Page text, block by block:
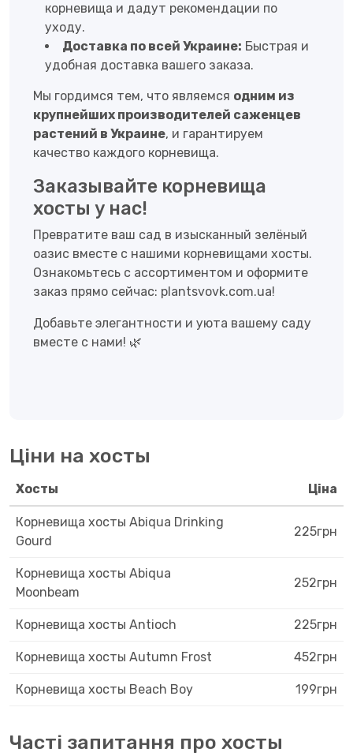
корневища и дадут рекомендации по
уходу.
Доставка по всей Украине: Быстрая и
удобная доставка вашего заказа.
Мы гордимся тем, что являемся одним из
крупнейших производителей саженцев
растений в Украине, и гарантируем
качество каждого корневища.
Заказывайте корневища
хосты у нас!
Превратите ваш сад в изысканный зелёный
оазис вместе с нашими корневищами хосты.
Ознакомьтесь с ассортиментом и оформите
заказ прямо сейчас: plantsvovk.com.ua!
Добавьте элегантности и уюта вашему саду
вместе с нами! 🌿
Ціни на хосты
Хосты Ціна
Корневища хосты Abiqua Drinking
Gourd
225грн
Корневища хосты Abiqua
Moonbeam
252грн
Корневища хосты Antioch 225грн
Корневища хосты Autumn Frost 452грн
Корневища хосты Beach Boy 199грн
Часті запитання про хосты